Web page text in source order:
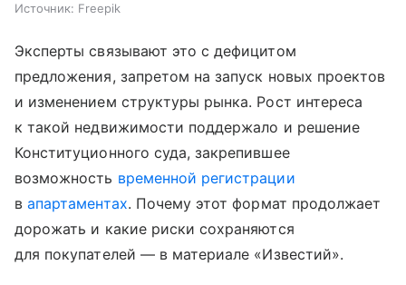
Источник: Freepik
Эксперты связывают это с дефицитом
предложения, запретом на запуск новых проектов
и изменением структуры рынка. Рост интереса
к такой недвижимости поддержало и решение
Конституционного суда, закрепившее
возможность временной регистрации
вапартаментах. Почему этот формат продолжает
дорожать и какие риски сохраняются
для покупателей — в материале «Известий».